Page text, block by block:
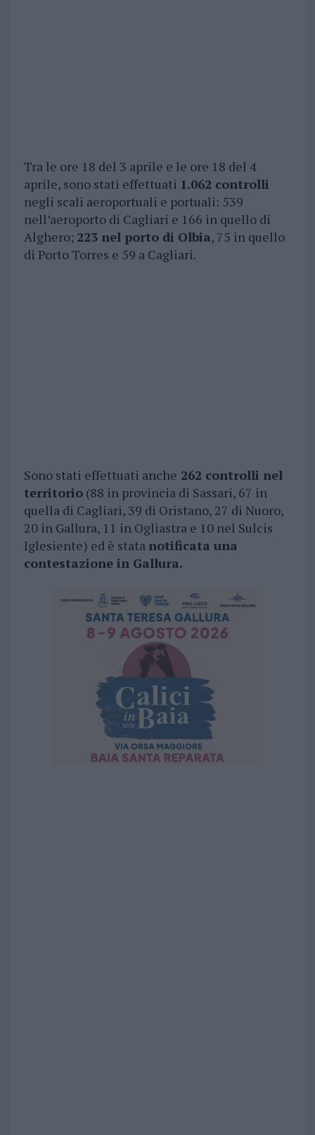
Tra le ore 18 del 3 aprile e le ore 18 del 4
aprile, sono stati effettuati 1.062 controlli
negli scali aeroportuali e portuali: 539
nell’aeroporto di Cagliari e 166 in quello di
Alghero; 223 nel porto di Olbia, 75 in quello
di Porto Torres e 59 a Cagliari.
Sono stati effettuati anche 262 controlli nel
territorio(88 in provincia di Sassari, 67 in
quella di Cagliari, 39 di Oristano, 27 di Nuoro,
20 in Gallura, 11 in Ogliastra e 10 nel Sulcis
Iglesiente) ed è stata notificata una
contestazione in Gallura.